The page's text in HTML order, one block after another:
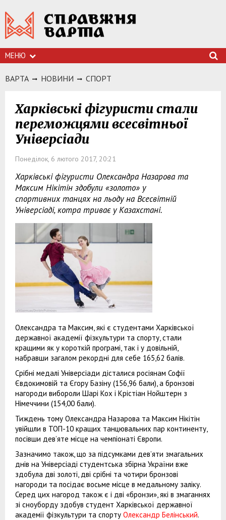
МЕНЮ
ВАРТА НОВИНИ СПОРТ
Харківські фігуристи стали
переможцями всесвітньої
Універсіади
Понеділок, 6 лютого 2017, 20:21
Харківські фігуристи Олександра Назарова та
Максим Нікітін здобули «золото» у
спортивних танцях на льоду на Всесвітній
Універсіаді, котра триває у Казахстані.
Олександра та Максим, які є студентами Харківської
державної академії фізкультури та спорту, стали
кращими як у короткій програмі, так і у довільній,
набравши загалом рекордні для себе 165,62 балів.
Срібні медалі Універсіади дісталися росіянам Софії
Євдокимовій та Єгору Базіну (156,96 бали), а бронзові
нагороди вибороли Шарі Кох і Крістіан Нойштерн з
Німеччини (154,00 бали).
Тиждень тому Олександра Назарова та Максим Нікітін
увійшли в ТОП-10 кращих танцювальних пар континенту,
посівши дев’яте місце на чемпіонаті Європи.
Зазначимо також, що за підсумками дев’яти змагальних
днів на Універсіаді студентська збірна України вже
здобула дві золоті, дві срібні та чотири бронзові
нагороди та посідає восьме місце в медальному заліку.
Серед цих нагород також є і дві «бронзи», які в змаганнях
зі сноуборду здобув студент Харківської державної
академії фізкультури та спорту Олександр Белінський.